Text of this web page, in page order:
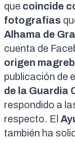
que coincide
fotografías
Alhama de
cuenta de
origen
publicación de
de la Guardia
respondido a
respecto. El
también ha